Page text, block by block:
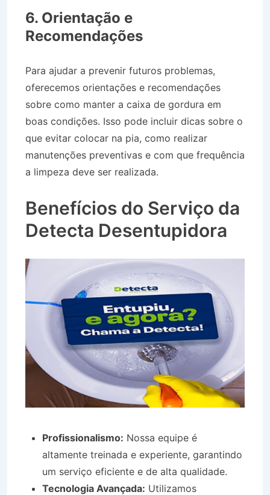
6. Orientação e
Recomendações
Para ajudar a prevenir futuros problemas,
oferecemos orientações e recomendações
sobre como manter a caixa de gordura em
boas condições. Isso pode incluir dicas sobre o
que evitar colocar na pia, como realizar
manutenções preventivas e com que frequência
a limpeza deve ser realizada.
Benefícios do Serviço da
Detecta Desentupidora
Profissionalismo: Nossa equipe é
altamente treinada e experiente, garantindo
um serviço eficiente e de alta qualidade.
Tecnologia Avançada: Utilizamos